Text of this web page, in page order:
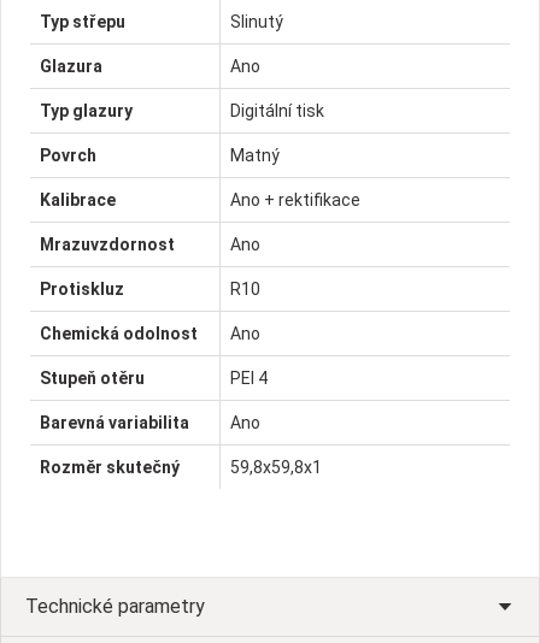
Typ střepu Slinutý
Glazura Ano
Typ glazury Digitální tisk
Povrch Matný
Kalibrace Ano + rektifikace
Mrazuvzdornost Ano
Protiskluz R10
Chemická odolnost Ano
Stupeň otěru PEI 4
Barevná variabilita Ano
Rozměr skutečný 59,8x59,8x1
Technické parametry